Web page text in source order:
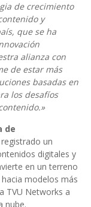
de crecimiento
y
que se ha
alianza con
de estar más
basadas en
los desafíos
de
un
digitales y
en un terreno
modelos más
TVU Networks a
nube.